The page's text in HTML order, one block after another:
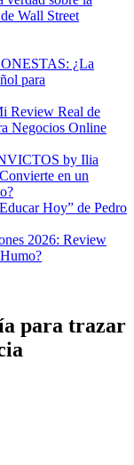
Wall Street
¿La
para
Review Real de
Negocios Online
by Ilia
en un
Hoy” de Pedro
2026: Review
para trazar